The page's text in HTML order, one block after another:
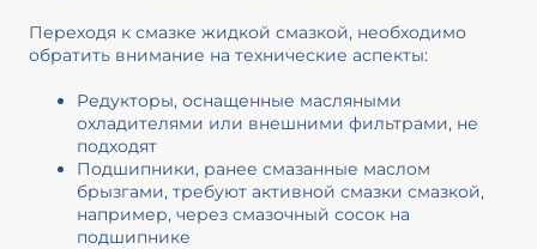
Переходя к смазке жидкой смазкой, необходимо
обратить внимание на технические аспекты:
Редукторы, оснащенные масляными
охладителями или внешними фильтрами, не
подходят
Подшипники, ранее смазанные маслом
брызгами, требуют активной смазки смазкой,
например, через смазочный сосок на
подшипнике